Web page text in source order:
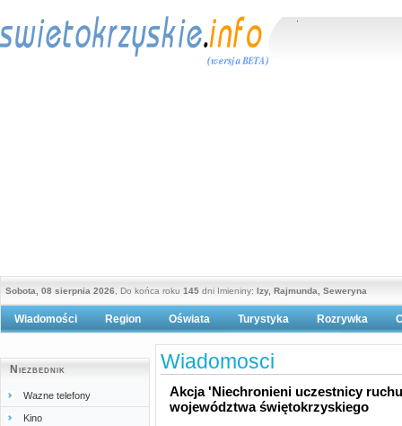
Sobota, 08 sierpnia 2026 , Do końca roku 145 dni Imieniny: Izy, Rajmunda, Seweryna
Wiadomości Region Oświata Turystyka
Polityka prywatności
Rozrywka
Niezbednik
Wazne telefony
Kino
Wiadomosci
Akcja 'Niechronieni uczestnicy
województwa świętokrzyskiego